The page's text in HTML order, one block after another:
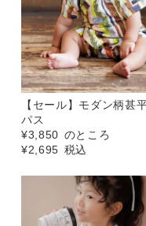
【セール】モダン柄甚
パス
¥3,850 のところ
¥2,695 税込